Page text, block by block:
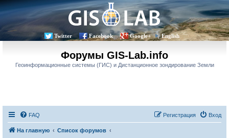
Twitter Facebook Google+ English
Форумы GIS-Lab.info
Геоинформационные системы (ГИС) и Дистанционное зондирование Земли
FAQ Вход
Регистрация
На главную Список форумов